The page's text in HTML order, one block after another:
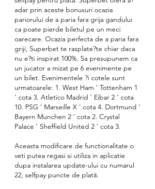
adar prin aceste bonusuri ocazia
pariorului de a paria fara grija gandului
ca poate pierde biletul pe un meci
oarecare. Ocazia perfecta de a paria fara
griji, Superbet te rasplate?te chiar daca
nu e?ti inspirat 100%. Sa presupunem ca
un jucator a mizat pe 6 evenimente pe
un bilet. Evenimentele ?i cotele sunt
urmatoarele: 1. West Ham ' Tottenham 1
' cota 3. Atletico Madrid ' Eibar 2 ' cota
10. PSG ' Marseille X ' cota 4. Dortmund '
Bayern Munchen 2 ' cota 2. Crystal
Palace ' Sheffield United 2 ' cota 3.
Aceasta modificare de functionalitate o
veti putea regasi si utiliza in aplicatie
dupa instalarea update-ului cu numarul
22, selfpay puncte de plată.